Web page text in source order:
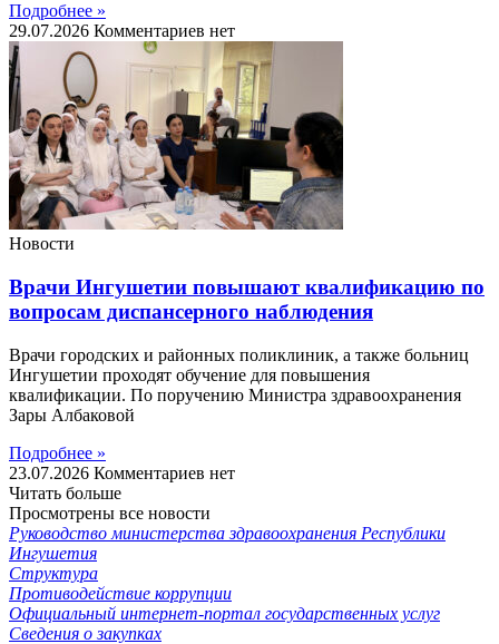
Подробнее »
29.07.2026 Комментариев нет
Новости
Врачи Ингушетии повышают квалификацию по
вопросам диспансерного наблюдения
Врачи городских и районных поликлиник, а также больниц
Ингушетии проходят обучение для повышения
квалификации. По поручению Министра здравоохранения
Зары Албаковой
Подробнее »
23.07.2026 Комментариев нет
Читать больше
Просмотрены все новости
Руководство министерства здравоохранения Республики
Ингушетия
Структура
Противодействие коррупции
Официальный интернет-портал государственных услуг
Сведения о закупках